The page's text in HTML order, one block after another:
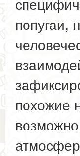
попугаи,
похожие